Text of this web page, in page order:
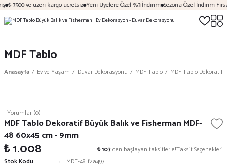
₺ 7500 ve üzeri kargo ücretsiz Yeni Üyelere Özel %3 İndirim Sezona Özel İndirim
MDF Tablo
Anasayfa Ev ve Yaşam Duvar Dekorasyonu MDF Tablo MDF Tablo Dekoratif
Yorumlar (0)
MDF Tablo Dekoratif Büyük Balık ve Fisherman MDF-
48 60x45 cm - 9mm
₺ 1.008 ₺ 107den başlayan taksitlerle!Taksit Seçenekleri
Stok Kodu
MDF-48_f2a497